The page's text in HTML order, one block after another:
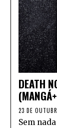
DEATH
23 DE
Sem